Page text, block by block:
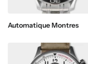
Automatique Montres